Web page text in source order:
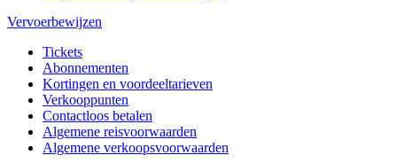
Vervoerbewijzen
Tickets
Abonnementen
Kortingen en voordeeltarieven
Verkooppunten
Contactloos betalen
Algemene reisvoorwaarden
Algemene verkoopsvoorwaarden